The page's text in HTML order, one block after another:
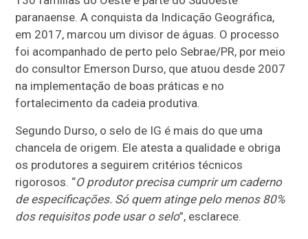
paranaense. A conquista da Indicação Geográfica,
em 2017, marcou um divisor de águas. O processo
foi acompanhado de perto pelo Sebrae/PR, por meio
do consultor Emerson Durso, que atuou desde 2007
na implementação de boas práticas e no
fortalecimento da cadeia produtiva.
Segundo Durso, o selo de IG é mais do que uma
chancela de origem. Ele atesta a qualidade e obriga
os produtores a seguirem critérios técnicos
rigorosos. “O produtor precisa cumprir um caderno
de especificações. Só quem atinge pelo menos 80%
dos requisitos pode usar o selo”, esclarece.